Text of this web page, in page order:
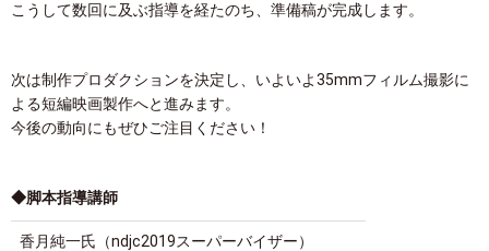
こうして数回に及ぶ指導を経たのち、準備稿が完成します。
次は制作プロダクションを決定し、いよいよ35mmフィルム撮影に
よる短編映画製作へと進みます。
今後の動向にもぜひご注目ください！
◆脚本指導講師
香月純一氏（ndjc2019スーパーバイザー）